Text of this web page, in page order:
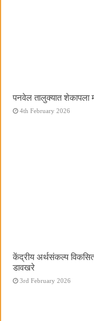
पनवेल तालुक्यात शेकापला
4th February 2026
केंद्रीय अर्थसंकल्प
डावखरे
3rd February 2026